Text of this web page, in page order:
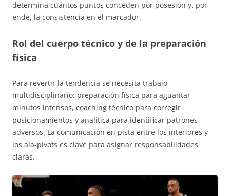
determina cuántos puntos conceden por posesión y, por
ende, la consistencia en el marcador.
Rol del cuerpo técnico y de la preparación
física
Para revertir la tendencia se necesita trabajo
multidisciplinario: preparación física para aguantar
minutos intensos, coaching técnico para corregir
posicionamientos y analítica para identificar patrones
adversos. La comunicación en pista entre los interiores y
los ala-pívots es clave para asignar responsabilidades
claras.